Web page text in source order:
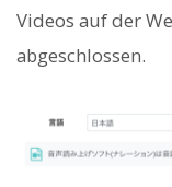
Videos auf der
abgeschlossen.